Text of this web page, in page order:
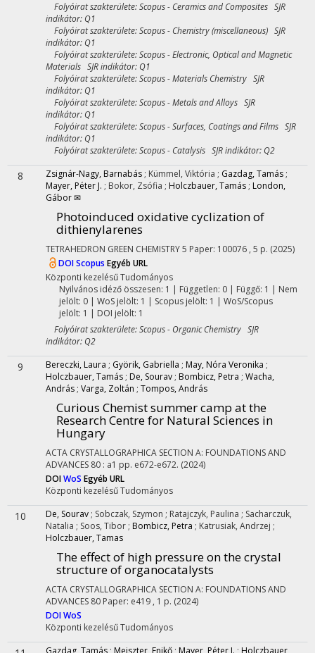
Folyóirat szakterülete: Scopus - Ceramics and Composites SJR
indikátor: Q1
Folyóirat szakterülete: Scopus - Chemistry (miscellaneous) SJR
indikátor: Q1
Folyóirat szakterülete: Scopus - Electronic, Optical and Magnetic
Materials SJR indikátor: Q1
Folyóirat szakterülete: Scopus - Materials Chemistry SJR
indikátor: Q1
Folyóirat szakterülete: Scopus - Metals and Alloys SJR
indikátor: Q1
Folyóirat szakterülete: Scopus - Surfaces, Coatings and Films SJR
indikátor: Q1
Folyóirat szakterülete: Scopus - Catalysis SJR indikátor: Q2
8 Zsignár-Nagy, Barnabás ; Kümmel, Viktória ; Gazdag, Tamás ;
Mayer, Péter J. ; Bokor, Zsófia ; Holczbauer, Tamás ; London,
Gábor ✉
Photoinduced oxidative cyclization of
dithienylarenes
TETRAHEDRON GREEN CHEMISTRY5 Paper: 100076 , 5 p. (2025)
DOIScopus Egyéb URL
Központi kezelésűTudományos
Nyilvános idéző összesen: 1 | Független: 0 | Függő: 1 | Nem
jelölt: 0 | WoS jelölt: 1 | Scopus jelölt: 1 | WoS/Scopus
jelölt: 1 | DOI jelölt: 1
Folyóirat szakterülete: Scopus - Organic Chemistry SJR
indikátor: Q2
9 Bereczki, Laura ; Györik, Gabriella ; May, Nóra Veronika ;
Holczbauer, Tamás ; De, Sourav ; Bombicz, Petra ; Wacha,
András ; Varga, Zoltán ; Tompos, András
Curious Chemist summer camp at the
Research Centre for Natural Sciences in
Hungary
ACTA CRYSTALLOGRAPHICA SECTION A: FOUNDATIONS AND
ADVANCES 80 : a1 pp. e672-e672. (2024)
DOIWoS Egyéb URL
Központi kezelésűTudományos
10 De, Sourav ; Sobczak, Szymon ; Ratajczyk, Paulina ; Sacharczuk,
Natalia ; Soos, Tibor ; Bombicz, Petra ; Katrusiak, Andrzej ;
Holczbauer, Tamas
The effect of high pressure on the crystal
structure of organocatalysts
ACTA CRYSTALLOGRAPHICA SECTION A: FOUNDATIONS AND
ADVANCES 80 Paper: e419 , 1 p. (2024)
DOIWoS
Központi kezelésűTudományos
Gazdag, Tamás ; Meiszter, Enikő ; Mayer, Péter J. ; Holczbauer,